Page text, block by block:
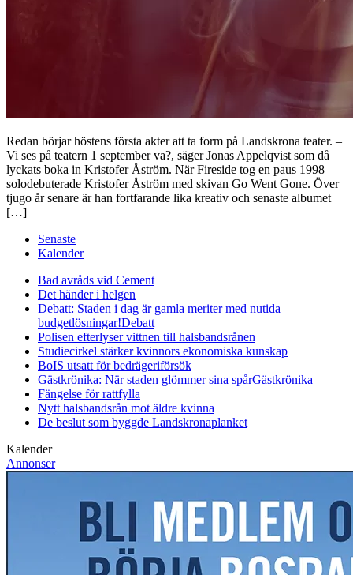
Redan börjar höstens första akter att ta form på Landskrona teater. –
Vi ses på teatern 1 september va?, säger Jonas Appelqvist som då
lyckats boka in Kristofer Åström. När Fireside tog en paus 1998
solodebuterade Kristofer Åström med skivan Go Went Gone. Över
tjugo år senare är han fortfarande lika kreativ och senaste albumet
[…]
Senaste
Kalender
Bad avråds vid Cement
Det händer i helgen
Debatt: Staden i dag är gamla meriter med nutida
budgetlösningar!Debatt
Polisen efterlyser vittnen till halsbandsrånen
Studiecirkel stärker kvinnors ekonomiska kunskap
BoIS utsatt för bedrägeriförsök
Gästkrönika: När staden glömmer sina spårGästkrönika
Fängelse för rattfylla
Nytt halsbandsrån mot äldre kvinna
De beslut som byggde Landskronaplanket
Kalender
Annonser